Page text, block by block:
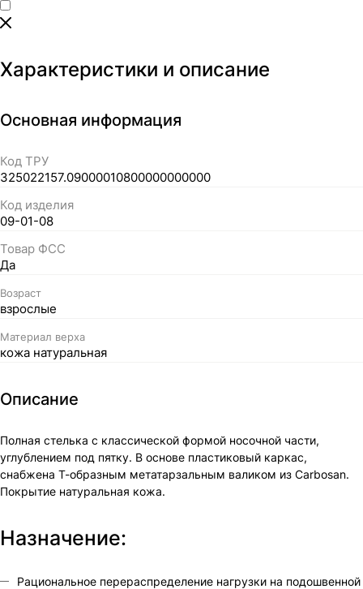
Характеристики и описание
Основная информация
Код ТРУ
325022157.09000010800000000000
Код изделия
09-01-08
Товар ФСС
Да
Возраст
взрослые
Материал верха
кожа натуральная
Описание
Полная стелька с классической формой носочной части,
углублением под пятку. В основе пластиковый каркас,
снабжена Т-образным метатарзальным валиком из Carbosan.
Покрытие натуральная кожа.
Назначение:
Рациональное перераспределение нагрузки на подошвенной